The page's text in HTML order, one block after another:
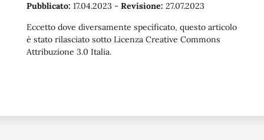
Pubblicato: 17.04.2023 - Revisione: 27.07.2023
Eccetto dove diversamente specificato, questo articolo
è stato rilasciato sotto Licenza Creative Commons
Attribuzione 3.0 Italia.